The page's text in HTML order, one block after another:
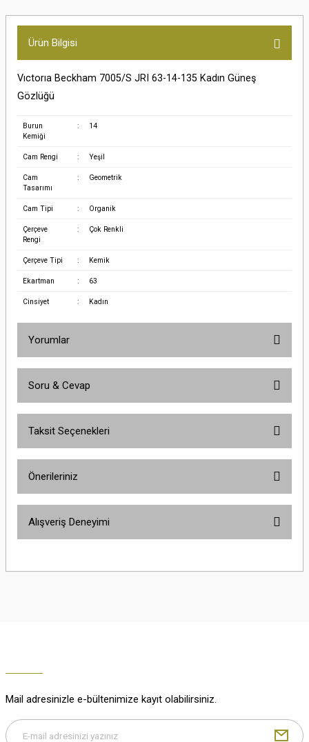
Ürün Bilgisi
Vıctorıa Beckham 7005/S JRI 63-14-135 Kadın Güneş
Gözlüğü
Burun
Kemiği
: 14
Cam Rengi : Yeşil
Cam
Tasarımı
: Geometrik
Cam Tipi : Organik
Çerçeve
Rengi
: Çok Renkli
Çerçeve Tipi : Kemik
Ekartman : 63
Cinsiyet : Kadın
Yorumlar
Soru & Cevap
Taksit Seçenekleri
Önerileriniz
yetersiz gördüğünüz noktaları öneri formunu kullanarak tarafımıza
Alışveriş Deneyimi
M... K... | 29/12/2025
Mail adresinizle e-bültenimize kayıt olabilirsiniz.